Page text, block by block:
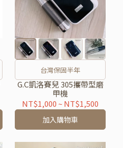
台灣保固半年
G.C凱洛賽兒 305攜帶型磨
甲機
NT$1,000 ~NT$1,500
加入購物車